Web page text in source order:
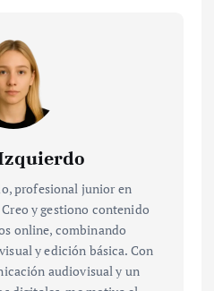
profesional junior en
y gestiono contenido
online, combinando
y edición básica. Con
audiovisual y un